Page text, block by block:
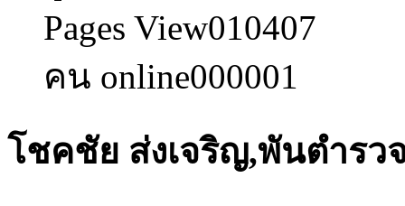
Pages View010407
คน online000001
โชคชัย ส่งเจริญ,พันตำรว